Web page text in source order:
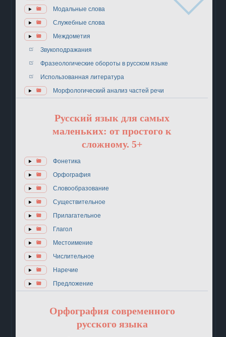
Модальные слова
Служебные слова
Междометия
Звукоподражания
Фразеологические обороты в русском языке
Использованная литература
Морфологический анализ частей речи
Русский язык для самых
маленьких: от простого к
сложному. 5+
Фонетика
Орфография
Словообразование
Существительное
Прилагательное
Глагол
Местоимение
Числительное
Наречие
Предложение
Орфография современного
русского языка